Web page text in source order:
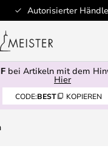
Autorisierter
bei Artikeln mit dem
Hier
CODE:BEST KOPIEREN